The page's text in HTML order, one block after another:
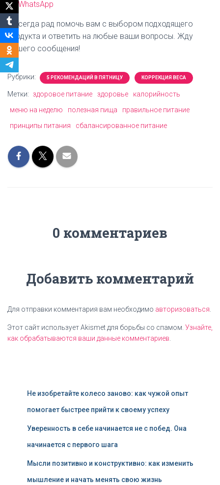
WhatsApp
Я всегда рад помочь вам с выбором подходящего
продукта и ответить на любые ваши вопросы. Жду
вашего сообщения!
Рубрики: 5 РЕКОМЕНДАЦИЙ В ПЯТНИЦУ КОРРЕКЦИЯ ВЕСА
Метки: здоровое питание здоровье
калорийность
меню на неделю
полезная пища
правильное питание
принципы питания
сбалансированное питание
0 комментариев
Добавить комментарий
Для отправки комментария вам необходимо авторизоваться
Этот сайт использует Akismet для борьбы со спамом. Узнайте,
как обрабатываются ваши данные комментариев
Не изобретайте колесо заново: как чужой опыт
помогает быстрее прийти к своему успеху
Уверенность в себе начинается не с побед. Она
начинается с первого шага
Мысли позитивно и конструктивно: как изменить
мышление и начать менять свою жизнь